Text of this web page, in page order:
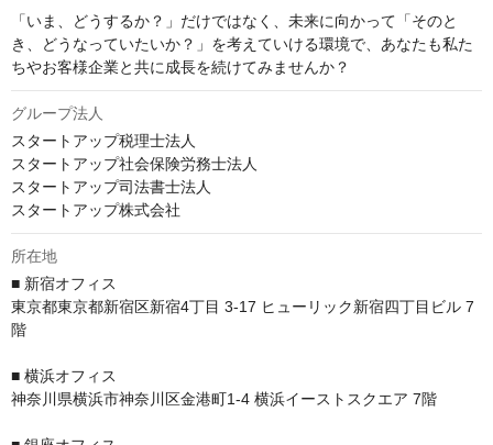
「いま、どうするか？」だけではなく、未来に向かって「そのと
き、どうなっていたいか？」を考えていける環境で、あなたも私た
ちやお客様企業と共に成長を続けてみませんか？
グループ法人
スタートアップ税理士法人
スタートアップ社会保険労務士法人
スタートアップ司法書士法人
スタートアップ株式会社
所在地
■ 新宿オフィス
東京都東京都新宿区新宿4丁目 3-17 ヒューリック新宿四丁目ビル 7
階
■ 横浜オフィス
神奈川県横浜市神奈川区金港町1-4 横浜イーストスクエア 7階